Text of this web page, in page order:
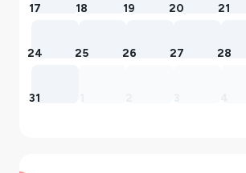
17 18 19 20 21
24 25 26 27 28
31